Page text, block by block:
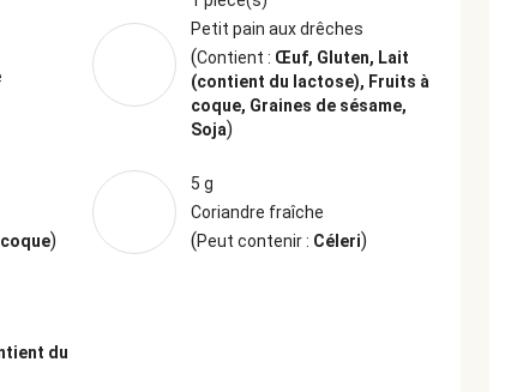
Petit pain aux drêches
(Contient : Œuf, Gluten, Lait
(contient du lactose), Fruits à
coque, Graines de sésame,
Soja)
)
5 g
Coriandre fraîche
(Peut contenir : Céleri)
du